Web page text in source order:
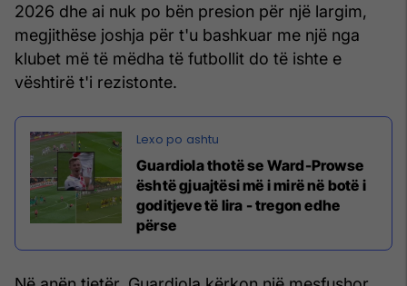
2026 dhe ai nuk po bën presion për një largim,
megjithëse joshja për t'u bashkuar me një nga
klubet më të mëdha të futbollit do të ishte e
vështirë t'i rezistonte.
Guardiola thotë se Ward-Prowse
është gjuajtësi më i mirë në botë i
goditjeve të lira - tregon edhe
përse